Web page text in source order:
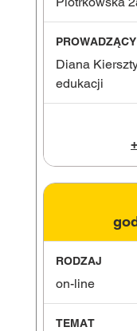
Diana
edukacji
on-line